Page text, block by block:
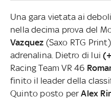
Una gara vietata ai
nella decima prova del
Vazquez (Saxo RTG
adrenalina. Dietro di lui
Racing Team VR 46
finito il leader della
Quinto posto perAlex